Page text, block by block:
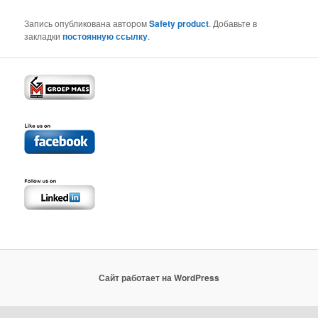
Запись опубликована авторомSafety product. Добавьте в
закладкипостоянную ссылку.
Сайт работает на WordPress